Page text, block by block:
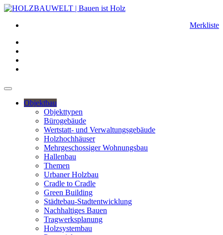
Merkliste
Objektbau
Objekttypen
Bürogebäude
Wertstatt- und Verwaltungsgebäude
Holzhochhäuser
Mehrgeschossiger Wohnungsbau
Hallenbau
Themen
Urbaner Holzbau
Cradle to Cradle
Green Building
Städtebau-Stadtentwicklung
Nachhaltiges Bauen
Tragwerksplanung
Holzsystembau